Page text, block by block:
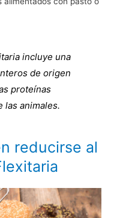
incluye una
de origen
proteínas
las animales.
reducirse al